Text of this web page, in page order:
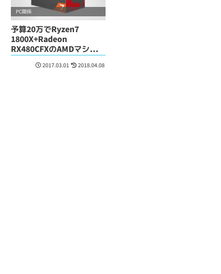
PC関係
予算20万でRyzen7
1800X+Radeon
RX480CFXのAMDマシンの
構成を考える
2017.03.01 2018.04.08